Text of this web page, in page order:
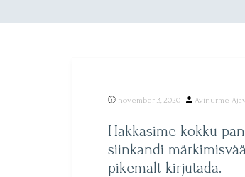
november 3, 2020
Posted
Avinurme
Hakkasime kokku
siinkandi
pikemalt kirjutada.